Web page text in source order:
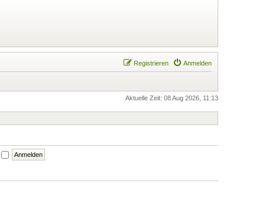
Anmelden
Registrieren
Aktuelle Zeit: 08 Aug 2026, 11:13